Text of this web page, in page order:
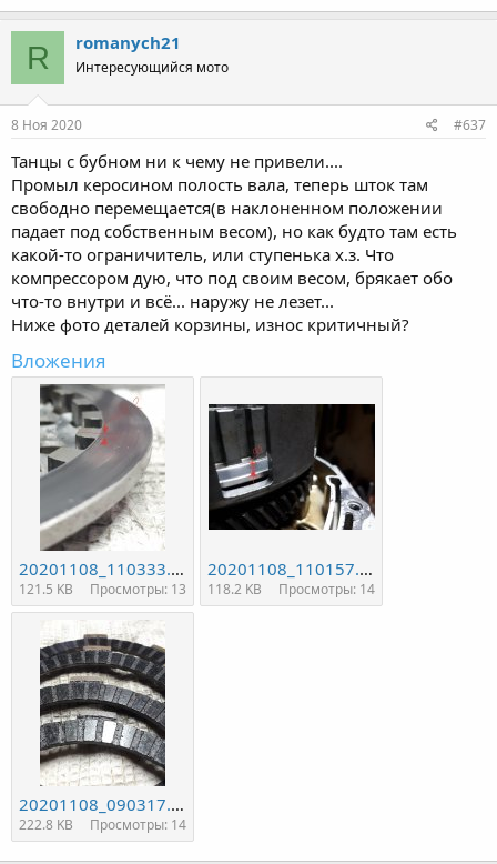
R romanych21
Интересующийся мото
8 Ноя 2020 #637
Танцы с бубном ни к чему не привели....
Промыл керосином полость вала, теперь шток там
свободно перемещается(в наклоненном положении
падает под собственным весом), но как будто там есть
какой-то ограничитель, или ступенька х.з. Что
компрессором дую, что под своим весом, брякает обо
что-то внутри и всё... наружу не лезет...
Ниже фото деталей корзины, износ критичный?
Вложения
20201108_110333.jpg
121.5 KB Просмотры: 13
20201108_110157.jpg
118.2 KB Просмотры: 14
20201108_090317.jpg
222.8 KB Просмотры: 14